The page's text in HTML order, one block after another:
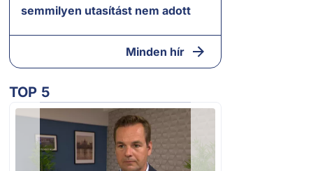
semmilyen utasítást nem adott
Minden hír
TOP 5